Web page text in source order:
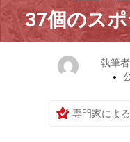
37個のス
執筆
専門家によ